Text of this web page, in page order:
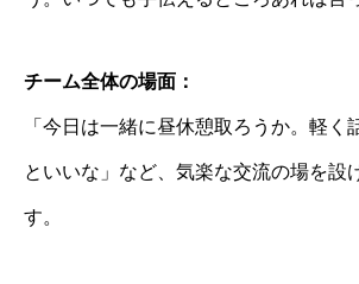
チーム全体の場面：
「今日は一緒に昼休憩取ろうか。軽く
といいな」など、気楽な交流の場を設
す。